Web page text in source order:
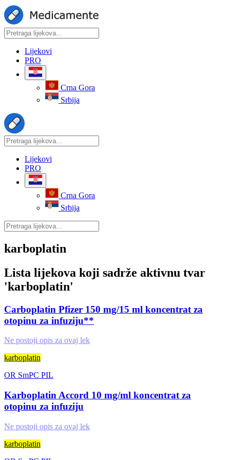
Lijekovi
PRO
Crna Gora
Srbija
Lijekovi
PRO
Crna Gora
Srbija
karboplatin
Lista lijekova koji sadrže aktivnu tvar
'karboplatin'
Carboplatin Pfizer 150 mg/15 ml koncentrat za
otopinu za infuziju**
Ne postoji opis za ovaj lek
karboplatin
OR SmPC PIL
Karboplatin Accord 10 mg/ml koncentrat za
otopinu za infuziju
Ne postoji opis za ovaj lek
karboplatin